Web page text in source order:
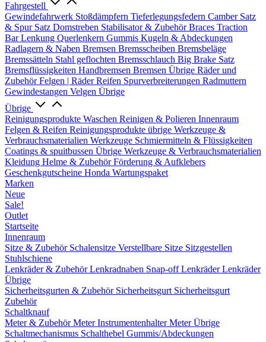
Fahrgestell
Gewindefahrwerk Stoßdämpfern Tieferlegungsfedern Camber Satz
& Spur Satz Domstreben Stabilisator & ZubehörBraces Traction
BarLenkung Querlenkern Gummis Kugeln & Abdeckungen
Radlagern & Naben Bremsen Bremsscheiben Bremsbeläge
Bremssätteln Stahl geflochten Bremsschlauch Big Brake Satz
Bremsflüssigkeiten Handbremsen Bremsen Übrige Räder und
ZubehörFelgen | RäderReifen Spurverbreiterungen Radmuttern
Gewindestangen Velgen Übrige
Übrige
Reinigungsprodukte Waschen Reinigen & Polieren Innenraum
Felgen & Reifen Reinigungsprodukte übrige Werkzeuge &
Verbrauchsmaterialien Werkzeuge Schmiermitteln & Flüssigkeiten
Coatings & spuitbussen Übrige Werkzeuge & Verbrauchsmaterialien
Kleidung Helme & ZubehörFörderung & Aufklebers
Geschenkgutscheine Honda Wartungspaket
Marken
Neue
Sale!
Outlet
Startseite
Innenraum
Sitze & Zubehör Schalensitze Verstellbare Sitze Sitzgestellen
Stuhlschiene
Lenkräder & ZubehörLenkradnaben Snap-offLenkräderLenkräder
Übrige
Sicherheitsgurten & Zubehör Sicherheitsgurt Sicherheitsgurt
Zubehör
Schaltknauf
Meter & ZubehörMeterInstrumentenhalterMeter Übrige
Schaltmechanismus Schalthebel Gummis/Abdeckungen